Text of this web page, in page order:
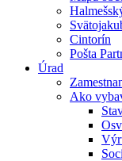
Cintorín
Pošta
Úrad
Ako